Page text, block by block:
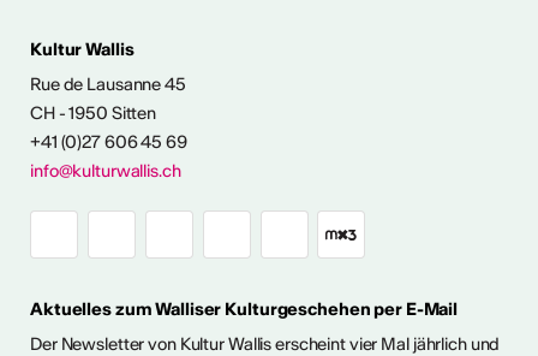
Kultur Wallis
Rue de Lausanne 45
CH - 1950 Sitten
+41 (0)27 606 45 69
info@kulturwallis.ch
Aktuelles zum Walliser Kulturgeschehen per E-Mail
Der Newsletter von Kultur Wallis erscheint vier Mal jährlich und